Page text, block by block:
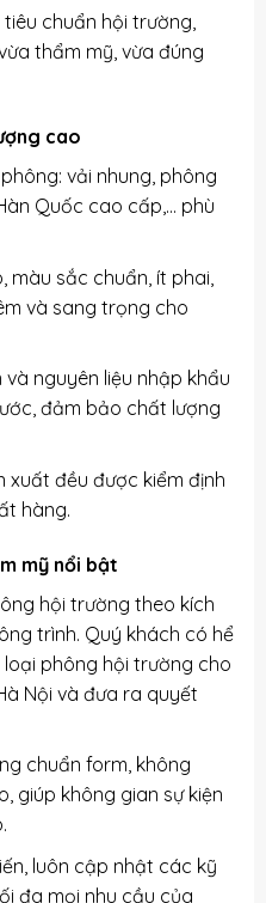
chuẩn hội trường,
thẩm mỹ, vừa đúng
cao
vải nhung, phông
Quốc cao cấp,… phù
sắc chuẩn, ít phai,
và sang trọng cho
và nguyên liệu nhập khẩu
đảm bảo chất lượng
xuất đều được kiểm định
hàng.
mỹ nổi bật
hội trường theo kích
trình. Quý khách có hể
phông hội trường cho
Nội và đưa ra quyết
chuẩn form, không
giúp không gian sự kiện
luôn cập nhật các kỹ
đa mọi nhu cầu của